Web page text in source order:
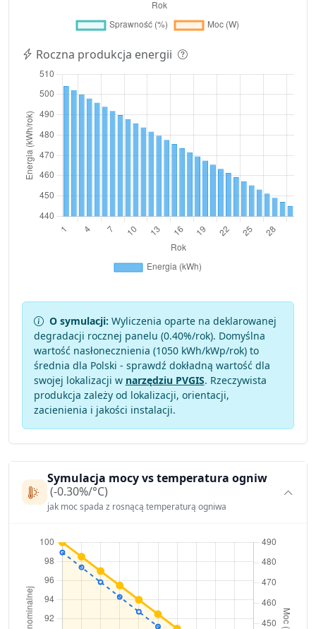
Roczna produkcja energii
O symulacji: Wyliczenia oparte na deklarowanej
degradacji rocznej panelu (0.40%/rok). Domyślna
wartość nasłonecznienia (1050 kWh/kWp/rok) to
średnia dla Polski - sprawdź dokładną wartość dla
swojej lokalizacji w narzędziu PVGIS. Rzeczywista
produkcja zależy od lokalizacji, orientacji,
zacienienia i jakości instalacji.
Symulacja mocy vs temperatura ogniw
(-0.30%/°C)
jak moc spada z rosnącą temperaturą ogniwa